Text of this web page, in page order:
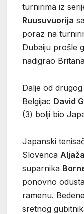
turnirima iz
Ruusuvuorija
poraz na
Dubaiju prošle
nadigrao
Dalje od
Belgijac David
(3) bolji bio
Japanski
Slovenca
suparnika
ponovno
ramenu.
sretnog